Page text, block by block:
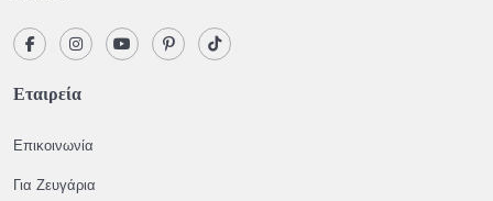
Εταιρεία
Επικοινωνία
Για Ζευγάρια